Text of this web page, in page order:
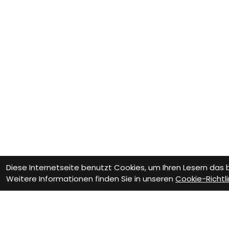
Diese Internetseite benutzt Cookies, um Ihren Lesern
Weitere Informationen finden Sie in unseren Cookie-